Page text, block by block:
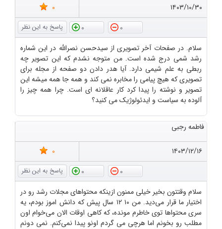
۱۴۰۳/۱۰/۳۰
0
0
0
سلام. در صفحات آخر تصویری از سیدحسن نصرالله در این شماره
رشد شمی درج شده است. من متوجه نشدم که این تصویر چه
ربطی به علم شیمی دارد. آیا هدر دادن دو صفحه از مجله برای
تصویری که هیچ پیامی را مخابره نمی کند و همه جا همه میشه این
تصویر و نوشته را پیدا کرد کار عاقلانه ای است. چرا همه چیز را
آلوده به سیاست و ایدئولوژیک می کنید؟
فاطمه رجبی
۱۴۰۳/۱۲/۱۶
0
0
0
سلام وقتتون بخیر خیلی ممنون ازینکه محتواهای مجلات رشد رو در
اختیار ما قرار می‌دید. من ۱۰ ۱۲ سال پیش که دانش اموز بودم، یه
سری محتواها توی خاطرم مونده، که کاهی اوقات الان می‌خوام اون
مطلب رو بخونم اما هرچی می گردم اونو پیدا نمی‌کنم. نمی دونم